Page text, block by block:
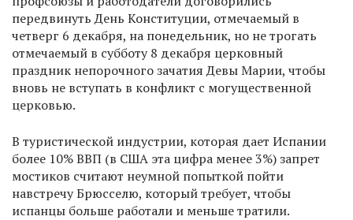
передвинуть День Конституции, отмечаемый в
четверг 6 декабря, на понедельник, но не трогать
отмечаемый в субботу 8 декабря церковный
праздник непорочного зачатия Девы Марии, чтобы
вновь не вступать в конфликт с могущественной
церковью.
В туристической индустрии, которая дает Испании
более 10% ВВП (в США эта цифра менее 3%) запрет
мостиков считают неумной попыткой пойти
навстречу Брюсселю, который требует, чтобы
испанцы больше работали и меньше тратили.